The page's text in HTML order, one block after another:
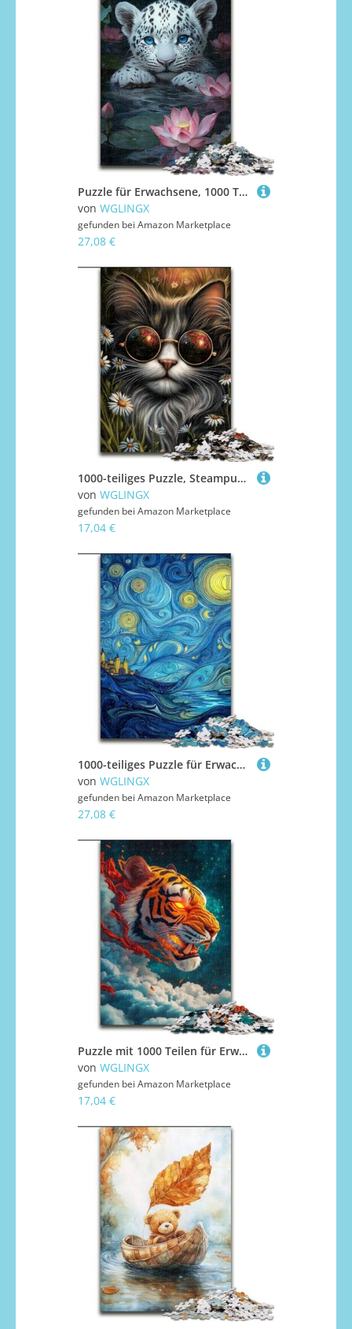
Puzzle für Erwachsene, 1000 Teile, Schneeleopardenbaby, Puzzle 1000 Teile, Familienaktivitätsspiel für Teenager, DIY-Heimdekoration, Denksportaufgabe, Geschenk (Größe 50x75cm)
von WGLINGX
gefunden bei Amazon Marketplace
27,08 €
1000-teiliges Puzzle, Steampunk-Katze, 1000-teiliges Puzzle, Teenager, Stressabbau, Cooles, einzigartiges Geschenk für die Familie (Größe 26x38cm)
von WGLINGX
gefunden bei Amazon Marketplace
17,04 €
1000-teiliges Puzzle für Erwachsene, Van Gogh-Nachthimmel, 1000-teiliges Puzzle für Erwachsene, anspruchsvolles Denkspiel, Spieleabend für die ganze Familie (Größe 50x75cm)
von WGLINGX
gefunden bei Amazon Marketplace
27,08 €
Puzzle mit 1000 Teilen für Erwachsene, Tiger Cloud, 1000-teiliges Puzzle, anspruchsvolles DIY-Denkspiel, interaktive Familienaktivität (Größe 26x38cm)
von WGLINGX
gefunden bei Amazon Marketplace
17,04 €